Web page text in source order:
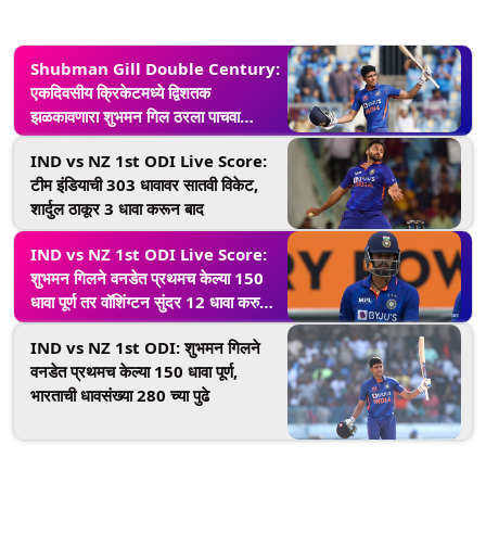
Shubman Gill Double Century:
एकदिवसीय क्रिकेटमध्ये द्विशतक
झळकावणारा शुभमन गिल ठरला पाचवा
भारतीय, 208 धावा करुन झाला बाद
IND vs NZ 1st ODI Live Score:
टीम इंडियाची 303 धावावर सातवी विकेट,
शार्दुल ठाकूर 3 धावा करून बाद
IND vs NZ 1st ODI Live Score:
शुभमन गिलने वनडेत प्रथमच केल्या 150
धावा पूर्ण तर वॉशिंग्टन सुंदर 12 धावा करु
झाला बाद
IND vs NZ 1st ODI: शुभमन गिलने
वनडेत प्रथमच केल्या 150 धावा पूर्ण,
भारताची धावसंख्या 280 च्या पुढे